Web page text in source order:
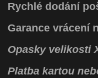
Rychlé dodání
Garance vrácení
Opaskyvelikosti
Platba kartou